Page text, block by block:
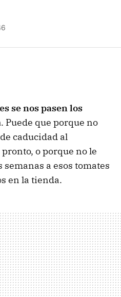
se nos pasen los
. Puede que porque no
caducidad al
o porque no le
a esos tomates
en la tienda.